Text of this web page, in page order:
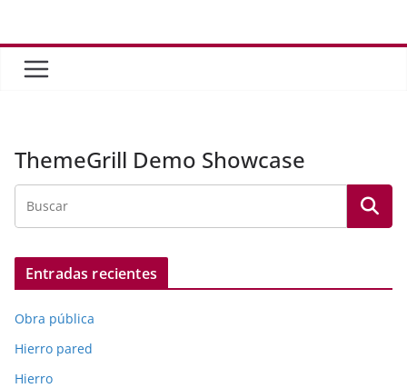
contenido
ThemeGrill Demo Showcase
Entradas recientes
Obra pública
Hierro pared
Hierro